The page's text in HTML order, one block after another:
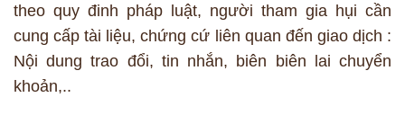
theo quy đinh pháp luật, người tham gia hụi cần
cung cấp tài liệu, chứng cứ liên quan đến giao dịch :
Nội dung trao đổi, tin nhắn, biên biên lai chuyển
khoản,..